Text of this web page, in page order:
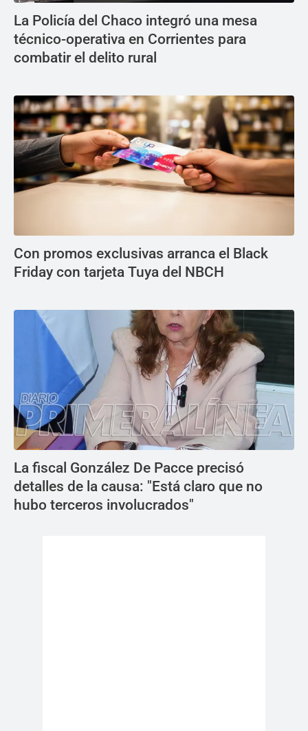
La Policía del Chaco integró una mesa
técnico-operativa en Corrientes para
combatir el delito rural
Con promos exclusivas arranca el Black
Friday con tarjeta Tuya del NBCH
La fiscal González De Pacce precisó
detalles de la causa: "Está claro que no
hubo terceros involucrados"